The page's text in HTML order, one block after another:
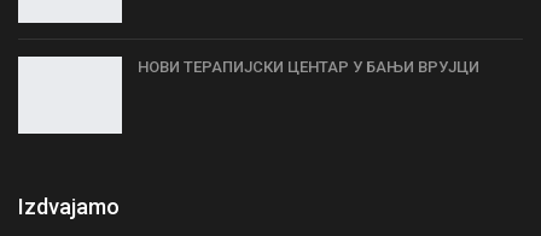
НОВИ TЕРАПИЈСКИ ЦЕНТАР У БАЊИ ВРУЈЦИ
Izdvajamo